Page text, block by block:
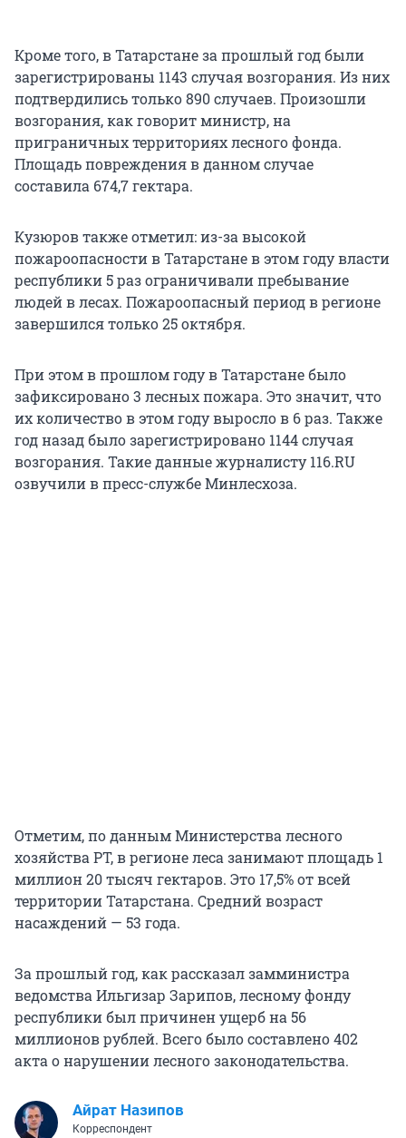
Кроме того, в Татарстане за прошлый год были
зарегистрированы 1143 случая возгорания. Из них
подтвердились только 890 случаев. Произошли
возгорания, как говорит министр, на
приграничных территориях лесного фонда.
Площадь повреждения в данном случае
составила 674,7 гектара.
Кузюров также отметил: из-за высокой
пожароопасности в Татарстане в этом году власти
республики 5 раз ограничивали пребывание
людей в лесах. Пожароопасный период в регионе
завершился только 25 октября.
При этом в прошлом году в Татарстане было
зафиксировано 3 лесных пожара. Это значит, что
их количество в этом году выросло в 6 раз. Также
год назад было зарегистрировано 1144 случая
возгорания. Такие данные журналисту 116.RU
озвучили в пресс-службе Минлесхоза.
Отметим, по данным Министерства лесного
хозяйства РТ, в регионе леса занимают площадь 1
миллион 20 тысяч гектаров. Это 17,5% от всей
территории Татарстана. Средний возраст
насаждений — 53 года.
За прошлый год, как рассказал замминистра
ведомства Ильгизар Зарипов, лесному фонду
республики был причинен ущерб на 56
миллионов рублей. Всего было составлено 402
акта о нарушении лесного законодательства.
Айрат Назипов
Корреспондент